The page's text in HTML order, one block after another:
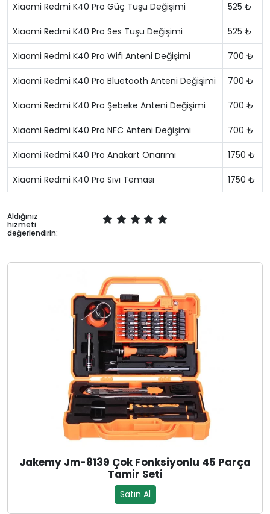
Xiaomi Redmi K40 Pro Güç Tuşu Değişimi 525 ₺
Xiaomi Redmi K40 Pro Ses Tuşu Değişimi 525 ₺
Xiaomi Redmi K40 Pro Wifi Anteni Değişimi 700 ₺
Xiaomi Redmi K40 Pro Bluetooth Anteni Değişimi 700 ₺
Xiaomi Redmi K40 Pro Şebeke Anteni Değişimi 700 ₺
Xiaomi Redmi K40 Pro NFC Anteni Değişimi 700 ₺
Xiaomi Redmi K40 Pro Anakart Onarımı 1750 ₺
Xiaomi Redmi K40 Pro Sıvı Teması 1750 ₺
Aldığınız
hizmeti
değerlendirin:
Jakemy Jm-8139 Çok Fonksiyonlu 45 Parça
Tamir Seti
Satın Al